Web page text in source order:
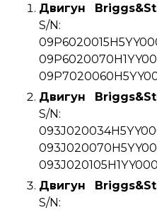
Двигун
S/N:
Двигун
S/N:
Двигун
S/N: